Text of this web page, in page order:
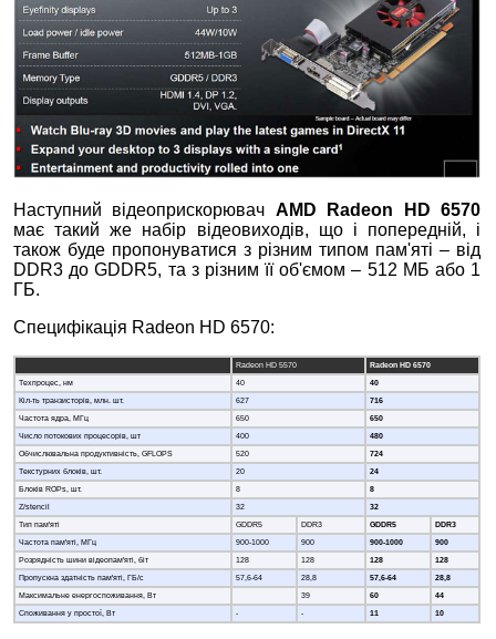
Наступний відеоприскорювач AMD Radeon HD 6570
має такий же набір відеовиходів, що і попередній, і
також буде пропонуватися з різним типом пам'яті – від
DDR3 до GDDR5, та з різним її об'ємом – 512 МБ або 1
ГБ.
Специфікація Radeon HD 6570:
Radeon HD 5570
Radeon HD 6570
Техпроцес, нм
40
40
Кіл-ть транзисторів, млн. шт.
627
716
Частота ядра, МГц
650
650
Число потокових процесорів, шт
400
480
Обчислювальна продуктивність, GFLOPS
520
724
Текстурних блоків, шт.
20
24
Блоків ROPs, шт.
8
8
Z/stencil
32
32
Тип пам'яті
GDDR5 DDR3 GDDR5
DDR3
Частота пам'яті, МГц
900-1000 900 900-1000
900
Розрядність шини відеопам'яті, біт
128 128 128
128
Пропускна здатність пам'яті, ГБ/c
57,6-64 28,8 57,6-64
28,8
Максимальне енергоспоживання, Вт
39 60
44
Споживання у простої, Вт
- - 11 10